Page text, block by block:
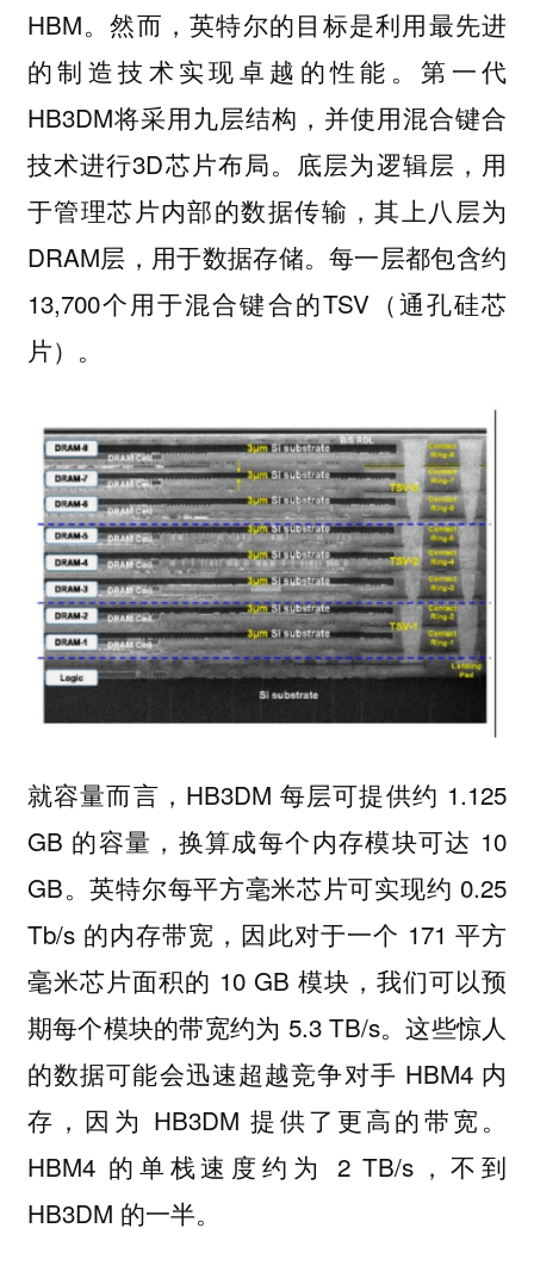
HBM。然而，英特尔的目标是利用最先进
的制造技术实现卓越的性能。第一代
HB3DM将采用九层结构，并使用混合键合
技术进行3D芯片布局。底层为逻辑层，用
于管理芯片内部的数据传输，其上八层为
DRAM层，用于数据存储。每一层都包含约
13,700个用于混合键合的TSV（通孔硅芯
片）。
就容量而言，HB3DM 每层可提供约 1.125
GB 的容量，换算成每个内存模块可达 10
GB。英特尔每平方毫米芯片可实现约 0.25
Tb/s 的内存带宽，因此对于一个 171 平方
毫米芯片面积的 10 GB 模块，我们可以预
期每个模块的带宽约为 5.3 TB/s。这些惊人
的数据可能会迅速超越竞争对手 HBM4 内
存，因为 HB3DM 提供了更高的带宽。
HBM4 的单栈速度约为 2 TB/s，不到
HB3DM 的一半。